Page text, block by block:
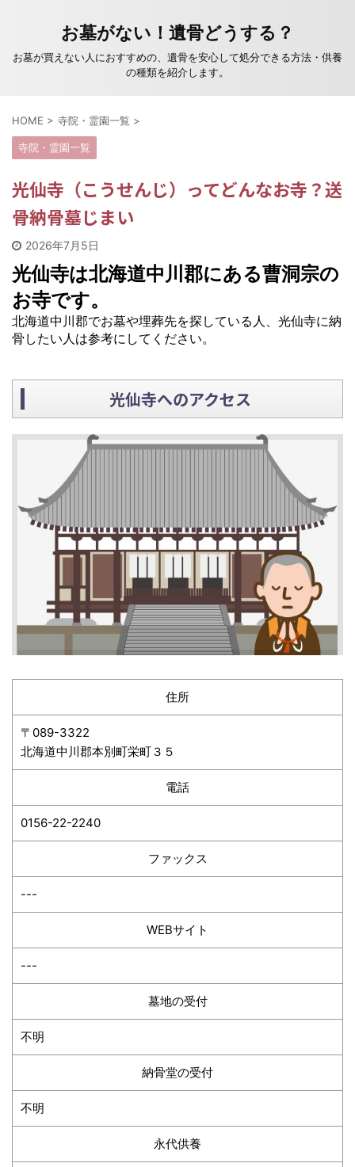
お墓がない！遺骨どうする？
お墓が買えない人におすすめの、遺骨を安心して処分できる方法・供養
の種類を紹介します。
HOME > 寺院・霊園一覧 >
寺院・霊園一覧
光仙寺（こうせんじ）ってどんなお寺？送
骨納骨墓じまい
2026年7月5日
光仙寺は北海道中川郡にある曹洞宗の
お寺です。
北海道中川郡でお墓や埋葬先を探している人、光仙寺に納
骨したい人は参考にしてください。
光仙寺へのアクセス
住所
〒089-3322
北海道中川郡本別町栄町３５
電話
0156-22-2240
ファックス
---
WEBサイト
---
墓地の受付
不明
納骨堂の受付
不明
永代供養